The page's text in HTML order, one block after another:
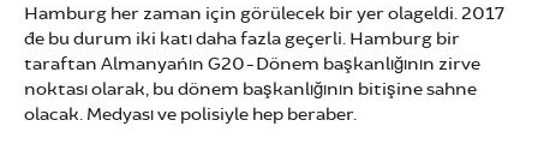
Hamburg her zaman için görülecek bir yer olageldi. 2017
´de bu durum iki katı daha fazla geçerli. Hamburg bir
taraftan Almanya´nın G20-Dönem başkanlığının zirve
noktası olarak, bu dönem başkanlığının bitişine sahne
olacak. Medyası ve polisiyle hep beraber.